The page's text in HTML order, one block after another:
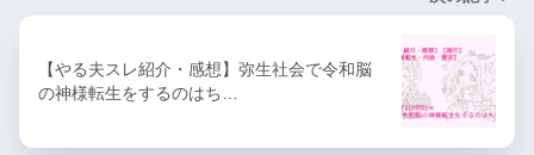
【R-18G】やる夫達は未来を
【やる夫スレ紹介・感想】弥生社会で令和脳
の神様転生をするのはち…